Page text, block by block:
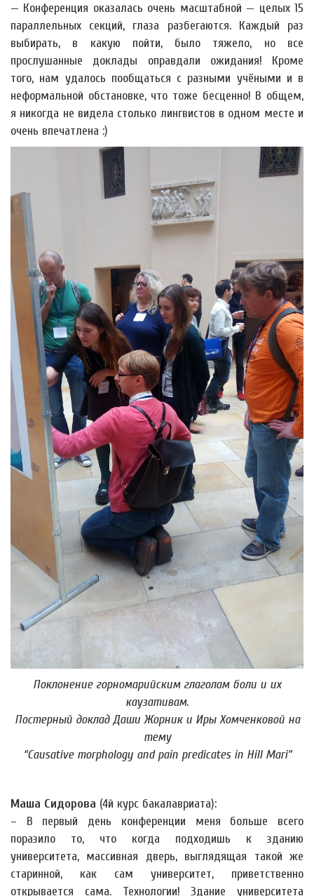
— Конференция оказалась очень масштабной — целых 15
параллельных секций, глаза разбегаются. Каждый раз
выбирать, в какую пойти, было тяжело, но все
прослушанные доклады оправдали ожидания! Кроме
того, нам удалось пообщаться с разными учёными и в
неформальной обстановке, что тоже бесценно! В общем,
я никогда не видела столько лингвистов в одном месте и
очень впечатлена :)
Поклонение горномарийским глаголам боли и их
каузативам.
Постерный доклад Даши Жорник и Иры Хомченковой на
тему
“Causative morphology and pain predicates in Hill Mari”
Маша Сидорова (4й курс бакалавриата):
– В первый день конференции меня больше всего
поразило то, что когда подходишь к зданию
университета, массивная дверь, выглядящая такой же
старинной, как сам университет, приветственно
открывается сама. Технологии! Здание университета